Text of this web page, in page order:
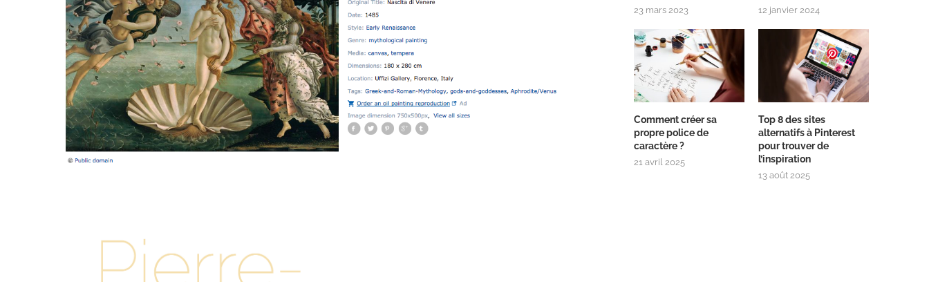
23 mars 2023 12 janvier 2024
Comment créer sa
propre police de
caractère ?
21 avril 2025
Top 8 des sites
alternatifs à Pinterest
pour trouver de
l’inspiration
13 août 2025